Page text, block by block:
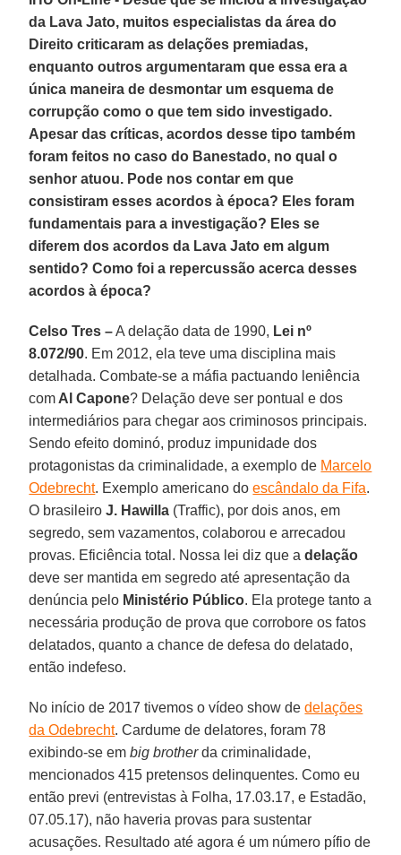
da Lava Jato, muitos especialistas da área do
Direito criticaram as delações premiadas,
enquanto outros argumentaram que essa era a
única maneira de desmontar um esquema de
corrupção como o que tem sido investigado.
Apesar das críticas, acordos desse tipo também
foram feitos no caso do Banestado, no qual o
senhor atuou. Pode nos contar em que
consistiram esses acordos à época? Eles foram
fundamentais para a investigação? Eles se
diferem dos acordos da Lava Jato em algum
sentido? Como foi a repercussão acerca desses
acordos à época?
Celso Tres –A delação data de 1990, Lei nº
8.072/90. Em 2012, ela teve uma disciplina mais
detalhada. Combate-se a máfia pactuando leniência
com Al Capone? Delação deve ser pontual e dos
intermediários para chegar aos criminosos principais.
Sendo efeito dominó, produz impunidade dos
protagonistas da criminalidade, a exemplo de Marcelo
Odebrecht. Exemplo americano doescândalo da Fifa.
O brasileiro J. Hawilla (Traffic), por dois anos, em
segredo, sem vazamentos, colaborou e arrecadou
provas. Eficiência total. Nossa lei diz que adelação
deve ser mantida em segredo até apresentação da
denúncia pelo Ministério Público. Ela protege tanto a
necessária produção de prova que corrobore os fatos
delatados, quanto a chance de defesa do delatado,
então indefeso.
No início de 2017 tivemos o vídeo show dedelações
da Odebrecht. Cardume de delatores, foram 78
exibindo-se embig brotherda criminalidade,
mencionados 415 pretensos delinquentes. Como eu
então previ (entrevistas à Folha, 17.03.17, e Estadão,
07.05.17), não haveria provas para sustentar
acusações. Resultado até agora é um número pífio de